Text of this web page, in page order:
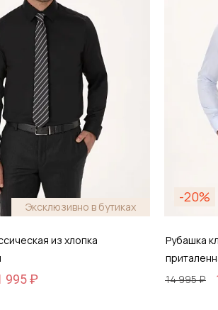
в корзину
Эксклюзивно в бутиках
из хлопка
995 ₽
-20%
Рубашка
14 995 ₽